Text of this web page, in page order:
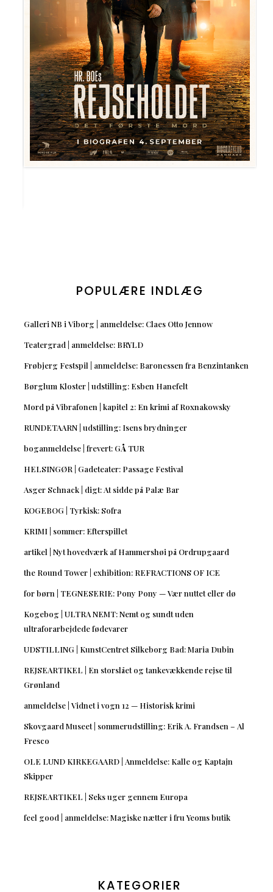
POPULÆRE INDLÆG
Galleri NB i Viborg | anmeldelse: Claes Otto Jennow
Teatergrad | anmeldelse: BRYLD
Frøbjerg Festspil | anmeldelse: Baronessen fra Benzintanken
Børglum Kloster | udstilling: Esben Hanefelt
Mord på Vibrafonen | kapitel 2: En krimi af Roxnakowsky
RUNDETAARN | udstilling: Isens brydninger
boganmeldelse | frevert: GÅ TUR
HELSINGØR | Gadeteater: Passage Festival
Asger Schnack | digt: At sidde på Palæ Bar
KOGEBOG | Tyrkisk: Sofra
KRIMI | sommer: Efterspillet
artikel | Nyt hovedværk af Hammershøi på Ordrupgaard
the Round Tower | exhibition: REFRACTIONS OF ICE
for børn | TEGNESERIE: Pony Pony — Vær nuttet eller dø
Kogebog | ULTRA NEMT: Nemt og sundt uden
ultraforarbejdede fødevarer
UDSTILLING | KunstCentret Silkeborg Bad: Maria Dubin
REJSEARTIKEL | En storslået og tankevækkende rejse til
Grønland
anmeldelse | Vidnet i vogn 12 — Historisk krimi
Skovgaard Museet | sommerudstilling: Erik A. Frandsen – Al
Fresco
OLE LUND KIRKEGAARD | Anmeldelse: Kalle og Kaptajn
Skipper
REJSEARTIKEL | Seks uger gennem Europa
feel good | anmeldelse: Magiske nætter i fru Yeoms butik
KATEGORIER